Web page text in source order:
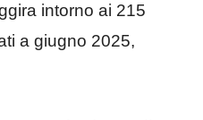
intorno ai 215
a giugno 2025,